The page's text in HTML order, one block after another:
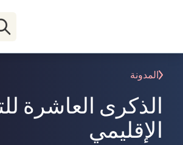
المدونة
الذكرى العاشرة
الإقليمي